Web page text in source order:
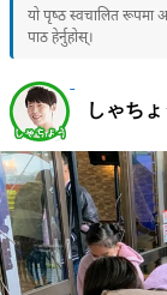
यो पृष्ठ स्वचालित रूपमा
पाठ हेर्नुहोस्।
しゃち